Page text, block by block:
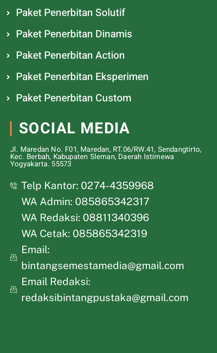
Paket Penerbitan Solutif
Paket Penerbitan Dinamis
Paket Penerbitan Action
Paket Penerbitan Eksperimen
Paket Penerbitan Custom
SOCIAL MEDIA
Jl. Maredan No. F01, Maredan, RT.06/RW.41, Sendangtirto,
Kec. Berbah, Kabupaten Sleman, Daerah Istimewa
Yogyakarta. 55573
Telp Kantor: 0274-4359968
WA Admin: 085865342317
WA Redaksi: 08811340396
WA Cetak: 085865342319
Email:
bintangsemestamedia@gmail.com
Email Redaksi:
redaksibintangpustaka@gmail.com